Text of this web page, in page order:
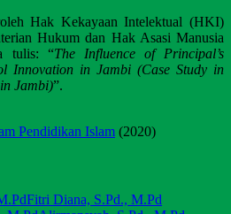
Hak Kekayaan Intelektual (HKI)
Hukum dan Hak Asasi Manusia
tulis: “The Influence of Principal’s
Innovation in Jambi (Case Study in
Jambi)”.
Pendidikan Islam (2020)
Fitri Diana, S.Pd., M.Pd